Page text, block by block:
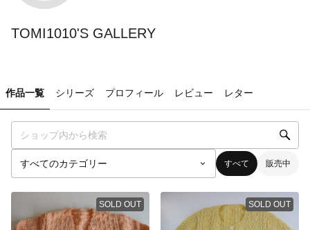
TOMI1010'S GALLERY
作品一覧 シリーズ プロフィール レビュー レター
すべて 販売中
SOLD OUT SOLD OUT